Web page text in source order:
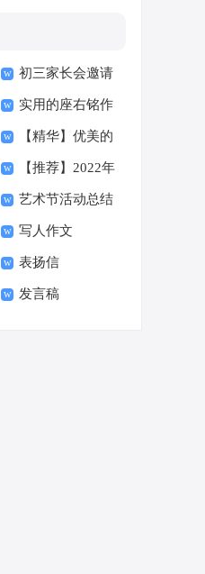
初三家长会邀请
函15篇
实用的座右铭作
文400字集合十篇
【精华】优美的
早安朋友圈问候语34
句
【推荐】2022年
伤心的签名汇总55句
艺术节活动总结
写人作文
表扬信
发言稿